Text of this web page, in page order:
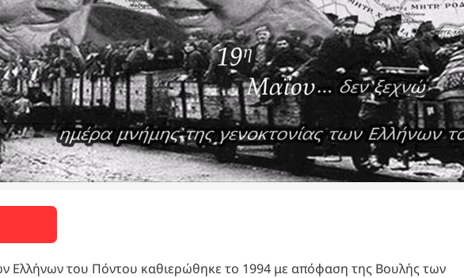
Ελλήνων του Πόντου καθιερώθηκε το 1994 με απόφαση της Βουλής των